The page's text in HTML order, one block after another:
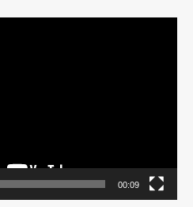
00:09